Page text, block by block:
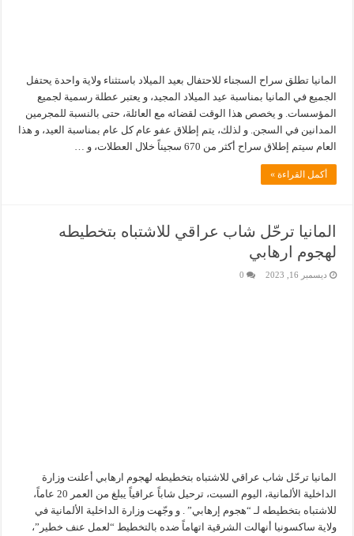
المانيا تطلق سراح السجناء للاحتفال بعيد الميلاد باستثناء ولاية واحدة يحتفل
الجميع في المانيا بمناسبة عيد الميلاد المجيد، و يعتبر عطلة رسمية لجميع
المؤسسات. و يخصص هذا الوقت لقضائه مع العائلة، حتى بالنسبة للمجرمين
المدانين في السجن. و لذلك، يتم إطلاق عفو عام كل عام بمناسبة العيد، و هذا
العام سيتم إطلاق سراح أكثر من 670 سجيناً خلال العطلات، و …
أكمل القراءة »
المانيا ترحّل شاب عراقي للاشتباه بتخطيطه
لهجوم ارهابي
ديسمبر 16, 2023 0
المانيا ترحّل شاب عراقي للاشتباه بتخطيطه لهجوم ارهابي أعلنت وزارة
الداخلية الألمانية، اليوم السبت، ترحيل شاباً عراقياً يبلغ من العمر 20 عاماً،
للاشتباه بتخطيطه لـ “هجوم إرهابي” . و وجّهت وزارة الداخلية الألمانية في
ولاية ساكسونيا أنهالت الشرقية اتهاماً ضده بالتخطيط “لعمل عنف خطير”،